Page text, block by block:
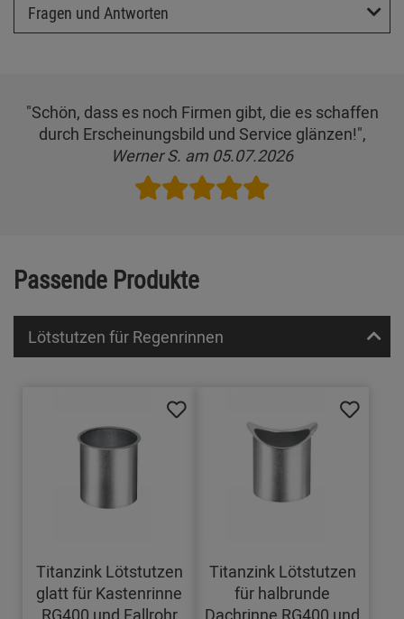
Fragen und Antworten
"Schön, dass es noch Firmen gibt, die es schaffen
durch Erscheinungsbild und Service glänzen!",
Werner S. am 05.07.2026
Passende Produkte
Lötstutzen für Regenrinnen
Titanzink Lötstutzen
glatt für Kastenrinne
Titanzink Lötstutzen
für halbrunde